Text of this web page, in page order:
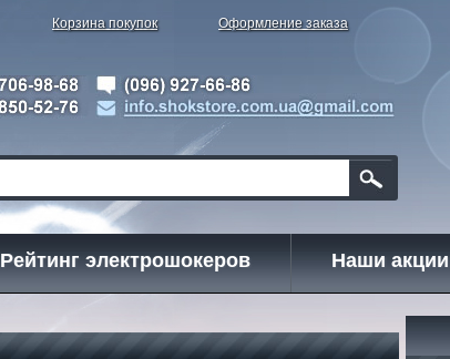
Корзина покупок Оформление заказа
Рейтинг электрошокеров Наши акции